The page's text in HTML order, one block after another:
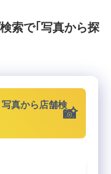
索で｢写真から探
真から店舗検